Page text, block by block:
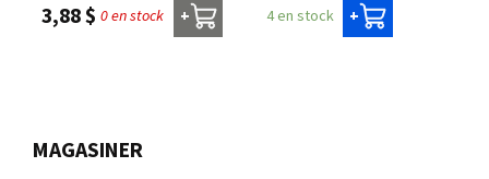
MAGASINER
3,88 $ 0 en stock + 4 en stock +